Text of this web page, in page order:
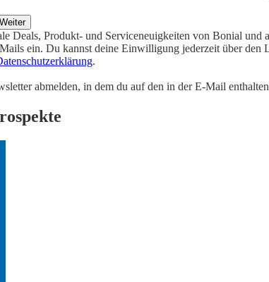
Weiter
Deals, Produkt- und Serviceneuigkeiten von Bonial
ein. Du kannst deine Einwilligung jederzeit über
.
abmelden, in dem du auf den in der E-Mail